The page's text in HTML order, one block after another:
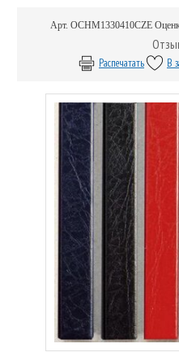
Арт. OCHM1330410CZE
Распечатать В